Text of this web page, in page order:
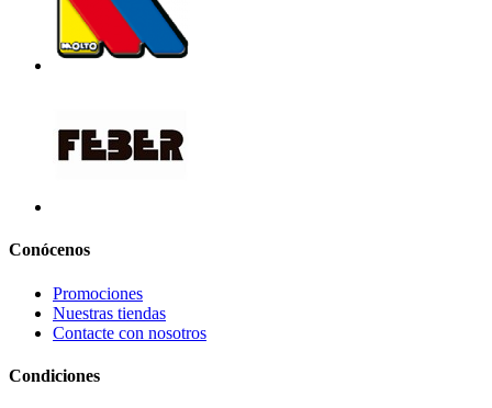
Conócenos
Promociones
Nuestras tiendas
Contacte con nosotros
Condiciones